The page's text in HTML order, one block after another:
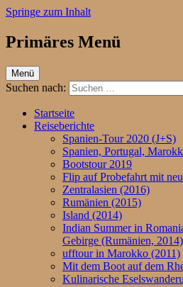
Springe zum Inhalt
ufftour.de – Aktiv unterwegs
Primäres Menü
Menü
Suchen nach:
Startseite
Reiseberichte
Spanien-Tour 2020 (J+S)
Spanien, Portugal,
Bootstour 2019
Flip auf Probefahrt mit
Zentralasien (2016)
Rumänien (2015)
Island (2014)
Indian Summer in
Gebirge (Rumänien, 2014)
ufftour in Marokko (2011)
Mit dem Boot auf dem
Kulinarische